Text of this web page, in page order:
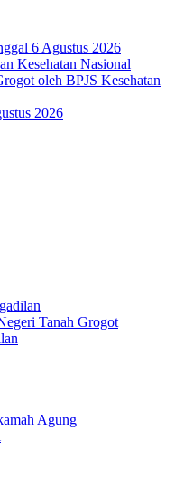
6 Agustus 2026
Kesehatan Nasional
oleh BPJS Kesehatan
2026
Tanah Grogot
Agung